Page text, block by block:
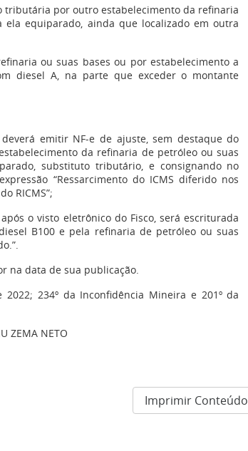
tributária por outro estabelecimento da refinaria
equiparado, ainda que localizado em outra
ou suas bases ou por estabelecimento a
diesel A, na parte que exceder o montante
emitir NF-e de ajuste, sem destaque do
da refinaria de petróleo ou suas
substituto tributário, e consignando no
“Ressarcimento do ICMS diferido nos
RICMS”;
o visto eletrônico do Fisco, será escriturada
B100 e pela refinaria de petróleo ou suas
na data de sua publicação.
234º da Inconfidência Mineira e 201º da
ZEMA NETO
Imprimir Conteúdo